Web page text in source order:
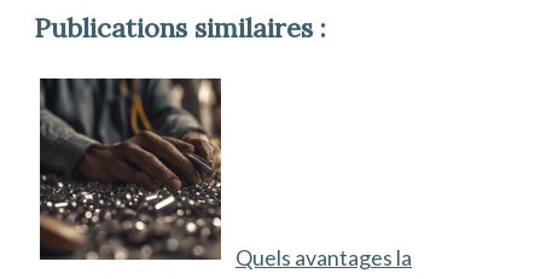
Publications similaires :
Quels avantages la